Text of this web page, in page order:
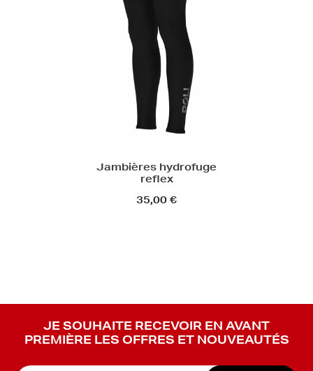
Jambières hydrofuge
reflex
35,00 €
JE SOUHAITE RECEVOIR EN AVANT
PREMIÈRE LES OFFRES ET NOUVEAUTÉS